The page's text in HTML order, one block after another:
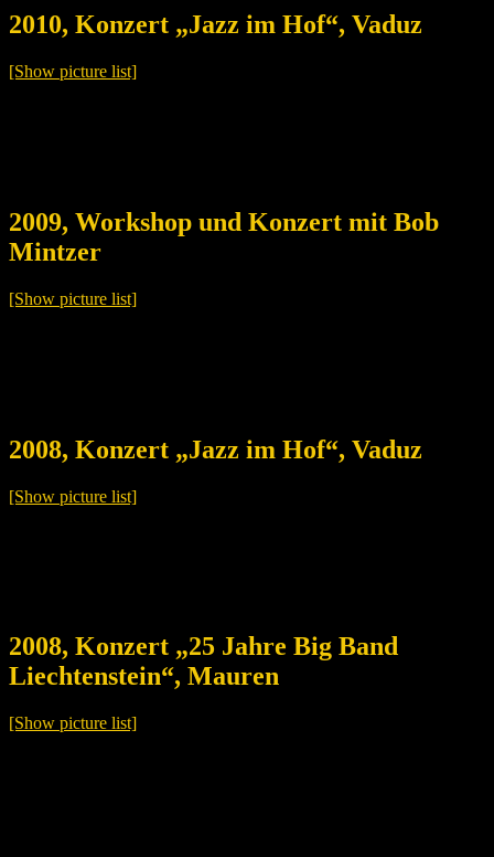
2010, Konzert „Jazz im Hof“, Vaduz
[Show picture list]
2009, Workshop und Konzert mit Bob
Mintzer
[Show picture list]
2008, Konzert „Jazz im Hof“, Vaduz
[Show picture list]
2008, Konzert „25 Jahre Big Band
Liechtenstein“, Mauren
[Show picture list]